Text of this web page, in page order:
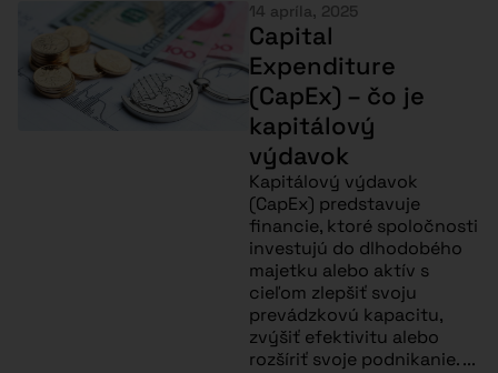
14 apríla, 2025
Capital
Expenditure
(CapEx) – čo je
kapitálový
výdavok
Kapitálový výdavok
(CapEx) predstavuje
financie, ktoré spoločnosti
investujú do dlhodobého
majetku alebo aktív s
cieľom zlepšiť svoju
prevádzkovú kapacitu,
zvýšiť efektivitu alebo
rozšíriť svoje podnikanie. ...